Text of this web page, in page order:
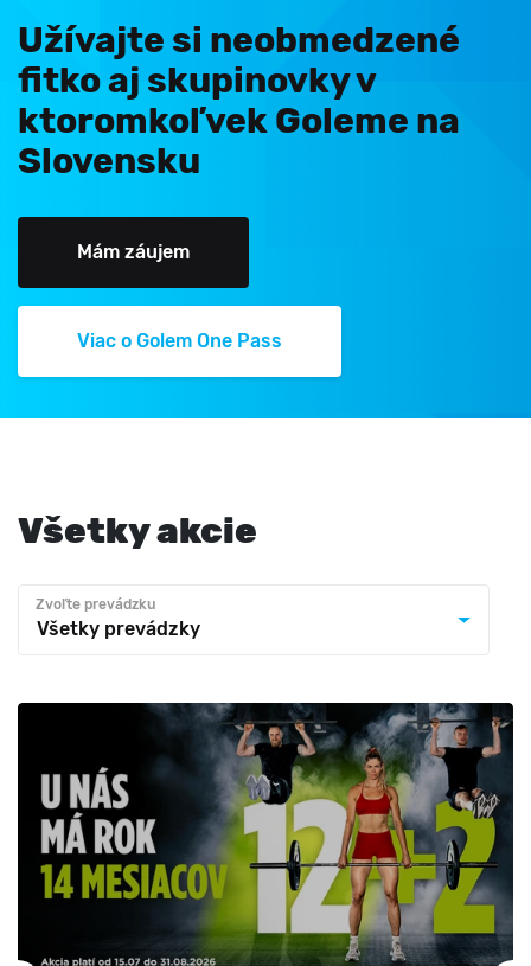
Užívajte si neobmedzené
fitko aj skupinovky v
ktoromkoľvek Goleme na
Slovensku
Mám záujem
Viac o Golem One Pass
Všetky akcie
Všetky prevádzky
Zvoľte prevádzku